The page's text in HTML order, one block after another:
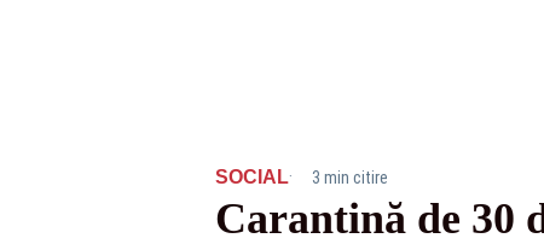
SOCIAL· 3 min citire
Carantină de 30